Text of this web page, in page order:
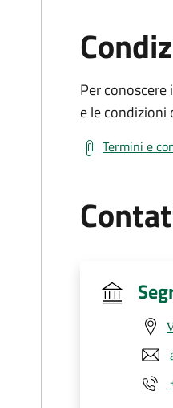
Per
e le condizioni
Termini e